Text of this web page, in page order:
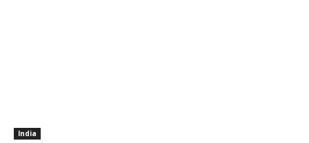
India